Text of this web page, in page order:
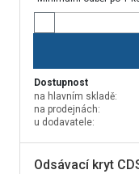
Dostupnost
na hlavním skladě:
na prodejnách:
u dodavatele:
Odsávací kryt